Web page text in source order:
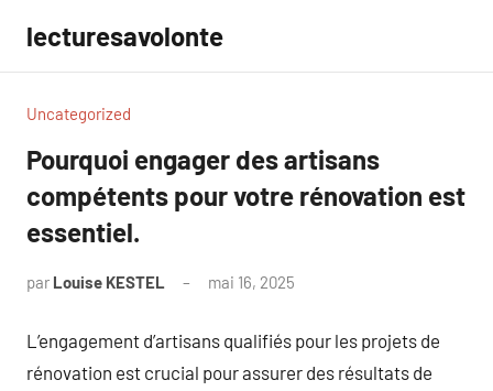
contenu
lecturesavolonte
Uncategorized
Pourquoi engager des artisans
compétents pour votre rénovation est
essentiel.
par Louise KESTEL mai 16, 2025
L’engagement d’artisans qualifiés pour les projets de
rénovation est crucial pour assurer des résultats de